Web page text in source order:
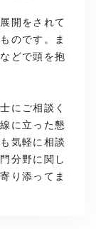
開をされて
のです。ま
どで頭を抱
にご相談く
に立った懇
気軽に相談
分野に関し
り添ってま